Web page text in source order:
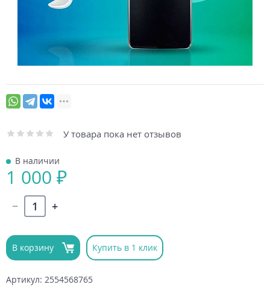
У товара пока нет отзывов
В наличии
1 000 ₽
В корзину Купить в 1 клик
Артикул: 2554568765